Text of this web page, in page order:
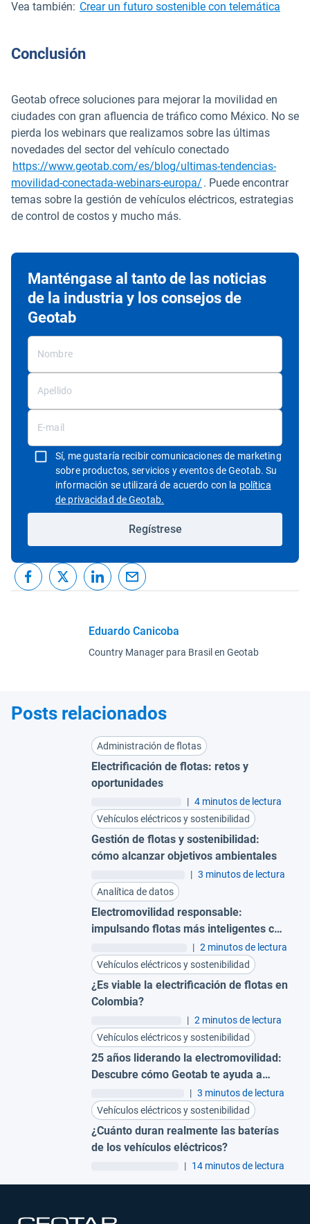
Vea también: Crear un futuro sostenible con telemática
Conclusión
Geotab ofrece soluciones para mejorar la movilidad en
ciudades con gran afluencia de tráfico como México. No se
pierda los webinars que realizamos sobre las últimas
novedades del sector del vehículo conectado
https://www.geotab.com/es/blog/ultimas-tendencias-
movilidad-conectada-webinars-europa/ . Puede encontrar
temas sobre la gestión de vehículos eléctricos, estrategias
de control de costos y mucho más.
Manténgase al tanto de las noticias
de la industria y los consejos de
Geotab
Sí, me gustaría recibir comunicaciones de marketing
sobre productos, servicios y eventos de Geotab. Su
información se utilizará de acuerdo con la política
de privacidad de Geotab.
Regístrese
Eduardo Canicoba
Country Manager para Brasil en Geotab
Posts relacionados
Administración de flotas
Electrificación de flotas: retos y
oportunidades
| 4 minutos de lectura
Vehículos eléctricos y sostenibilidad
Gestión de flotas y sostenibilidad:
cómo alcanzar objetivos ambientales
| 3 minutos de lectura
Analítica de datos
Electromovilidad responsable:
impulsando flotas más inteligentes con
| 2 minutos de lectura
Vehículos eléctricos y sostenibilidad
¿Es viable la electrificación de flotas en
Colombia?
| 2 minutos de lectura
Vehículos eléctricos y sostenibilidad
25 años liderando la electromovilidad:
Descubre cómo Geotab te ayuda a
| 3 minutos de lectura
Vehículos eléctricos y sostenibilidad
¿Cuánto duran realmente las baterías
de los vehículos eléctricos?
| 14 minutos de lectura